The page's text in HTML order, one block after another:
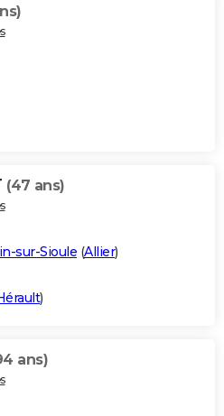
(47 ans)
sur-Sioule (Allier)
)
ans)